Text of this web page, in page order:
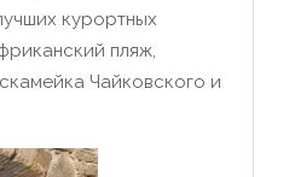
курортных
пляж,
Чайковского и